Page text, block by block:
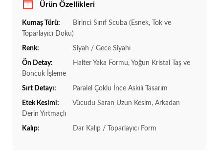
Ürün Özellikleri
Kumaş Türü:
Birinci Sınıf Scuba (Esnek, Tok ve
Toparlayıcı Doku)
Renk: Siyah / Gece Siyahı
Ön Detay:
Halter Yaka Formu, Yoğun Kristal Taş ve
Boncuk İşleme
Sırt Detayı: Paralel Çoklu İnce Askılı Tasarım
Etek Kesimi:
Vücudu Saran Uzun Kesim, Arkadan
Derin Yırtmaçlı
Kalıp: Dar Kalıp / Toparlayıcı Form